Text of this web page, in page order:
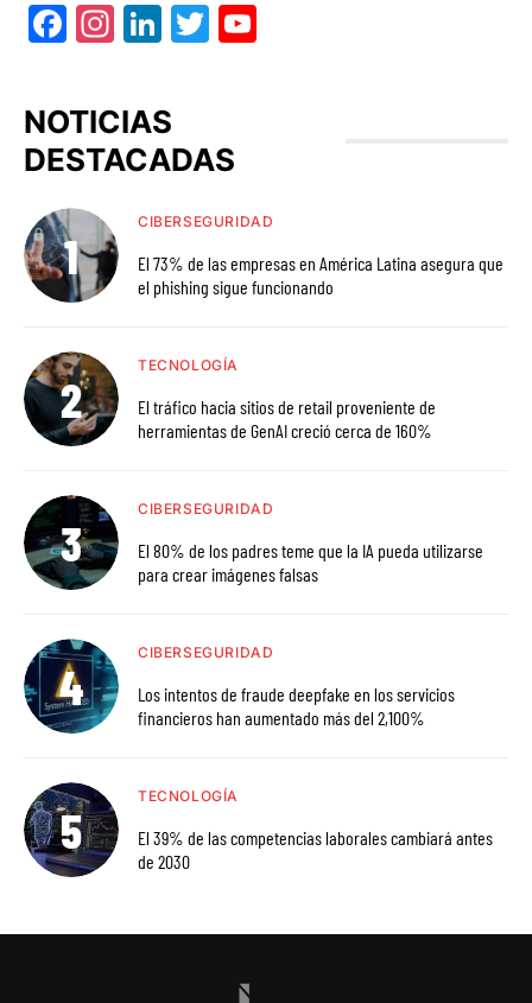
Facebook
Instagram
LinkedIn
Twitter
NOTICIAS
DESTACADAS
CIBERSEGURIDAD
El 73% de las empresas en América Latina asegura que
el phishing sigue funcionando
TECNOLOGÍA
El tráfico hacia sitios de retail proveniente de
herramientas de GenAI creció cerca de 160%
CIBERSEGURIDAD
El 80% de los padres teme que la IA pueda utilizarse
para crear imágenes falsas
CIBERSEGURIDAD
Los intentos de fraude deepfake en los servicios
financieros han aumentado más del 2,100%
TECNOLOGÍA
El 39% de las competencias laborales cambiará antes
de 2030